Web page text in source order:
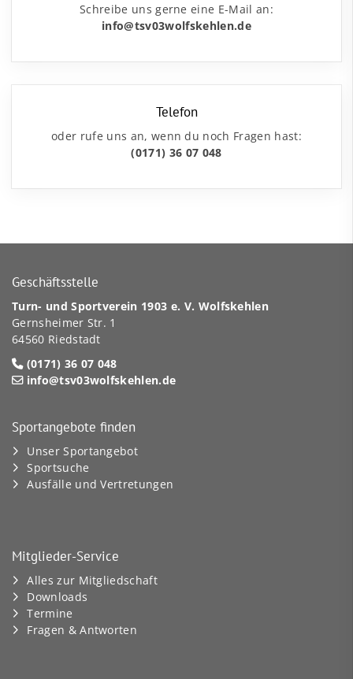
Schreibe uns gerne eine E-Mail an:
info@tsv03wolfskehlen.de
Telefon
oder rufe uns an, wenn du noch Fragen hast:
(0171) 36 07 048
Geschäftsstelle
Turn- und Sportverein 1903 e. V. Wolfskehlen
Gernsheimer Str. 1
64560 Riedstadt
(0171) 36 07 048
info@tsv03wolfskehlen.de
Sportangebote finden
Unser Sportangebot
Sportsuche
Ausfälle und Vertretungen
Mitglieder-Service
Alles zur Mitgliedschaft
Downloads
Termine
Fragen & Antworten